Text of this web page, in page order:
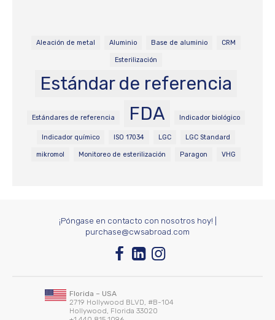
Aleación de metal Aluminio Base de aluminio CRM
Esterilización
Estándar de referencia
Estándares de referencia FDA Indicador biológico
Indicador químico ISO 17034 LGC LGC Standard
mikromol Monitoreo de esterilización Paragon VHG
¡Póngase en contacto con nosotros hoy!
purchase@cwsabroad.com
Florida – USA
2719 Hollywood BLVD, #B-104
Hollywood, Florida 33020